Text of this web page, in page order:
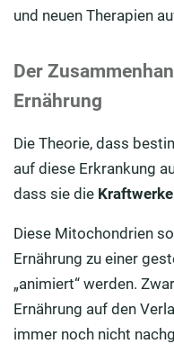
und neuen Therapien
Der
Ernährung
Die Theorie, dass
auf diese Erkrankung
dass sie die
Diese Mitochondrien
Ernährung zu einer
„animiert“ werden.
Ernährung auf den
immer noch nicht